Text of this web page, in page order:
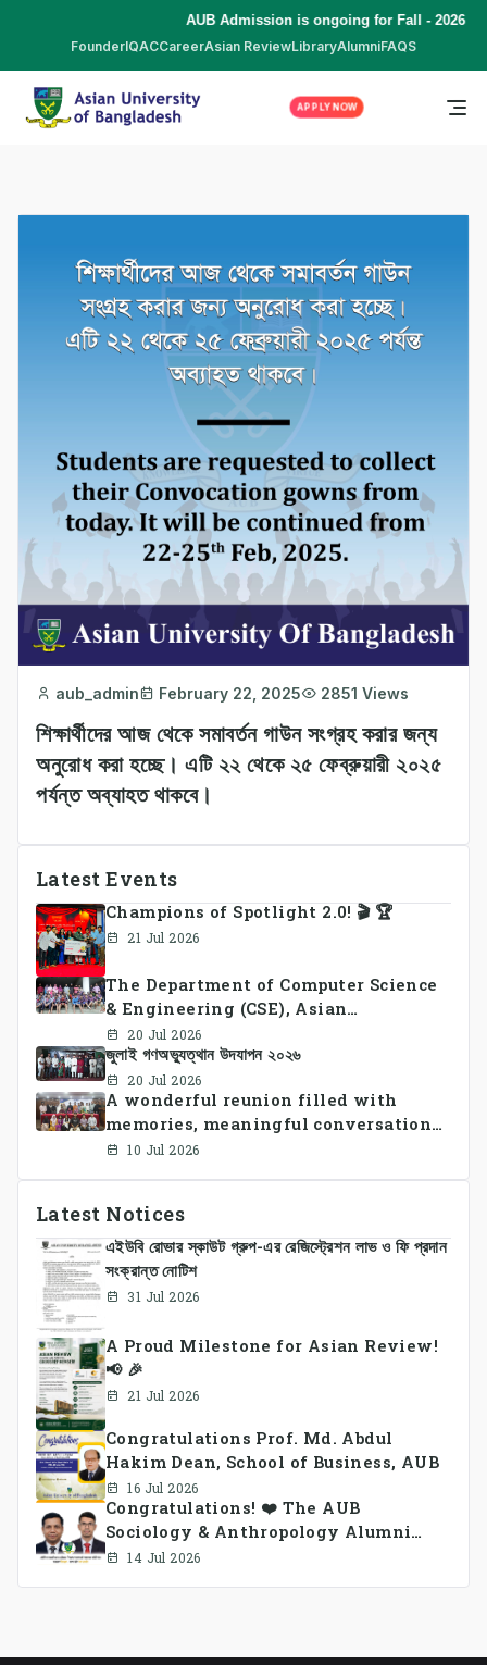
AUB Admission is ongoing for Fall - 2026
FounderIQACCareerAsian ReviewLibraryAlumniFAQS
APPLY NOW
aub_admin February 22, 2025 2851 Views
শিক্ষার্থীদের আজ থেকে সমাবর্তন গাউন সংগ্রহ করার জন্য
অনুরোধ করা হচ্ছে। এটি ২২ থেকে ২৫ ফেব্রুয়ারী ২০২৫
পর্যন্ত অব্যাহত থাকবে।
Latest Events
Champions of Spotlight 2.0! 🎬 🏆
21 Jul 2026
The Department of Computer Science
& Engineering (CSE), Asian
University of Bangladesh
successfully organized CSE Summer
Sports Day 2026, bringing together
students and faculty members in a
vibrant celebration of sportsmanship,
teamwork, and unity.
20 Jul 2026
জুলাই গণঅভ্যুত্থান উদযাপন ২০২৬
20 Jul 2026
A wonderful reunion filled with
memories, meaningful conversations,
and lasting connections.
10 Jul 2026
Latest Notices
এইউবি রোভার স্কাউট গ্রুপ-এর রেজিস্ট্রেশন লাভ ও ফি প্রদান
সংক্রান্ত নোটিশ
31 Jul 2026
A Proud Milestone for Asian Review!
📢 🎉
21 Jul 2026
Congratulations Prof. Md. Abdul
Hakim Dean, School of Business, AUB
16 Jul 2026
Congratulations! ❤️ The AUB
Sociology & Anthropology Alumni
Association Ad-hoc Committee has
14 Jul 2026